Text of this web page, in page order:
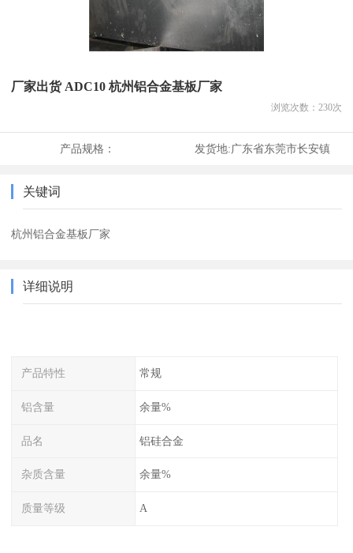
厂家出货 ADC10 杭州铝合金基板厂家
浏览次数： 230次
产品规格： 发货地:广东省东莞市长安镇
关键词
杭州铝合金基板厂家
详细说明
产品特性 常规
铝含量 余量%
品名 铝硅合金
杂质含量 余量%
质量等级 A